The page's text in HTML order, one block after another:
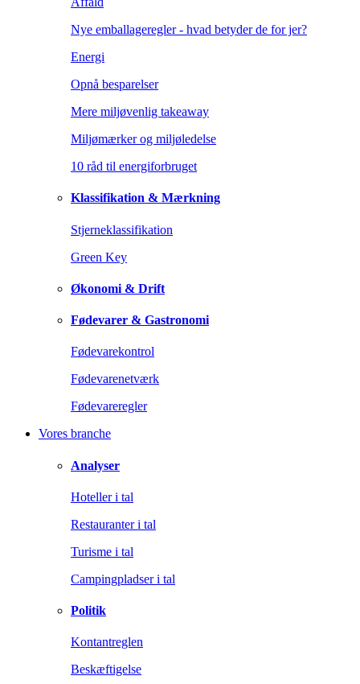
Nye emballageregler - hvad betyder de for jer?
Energi
Opnå besparelser
Mere miljøvenlig takeaway
Miljømærker og miljøledelse
10 råd til energiforbruget
Klassifikation & Mærkning
Stjerneklassifikation
Green Key
Økonomi & Drift
Fødevarer & Gastronomi
Fødevarekontrol
Fødevarenetværk
Fødevareregler
Vores branche
Analyser
Hoteller i tal
Restauranter i tal
Turisme i tal
Campingpladser i tal
Politik
Kontantreglen
Beskæftigelse